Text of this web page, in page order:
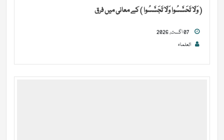
( وَلَا تَحَسَّسُوا وَلَا تَجَسَّسُوا ) کے معانی میں فرق
العلماء